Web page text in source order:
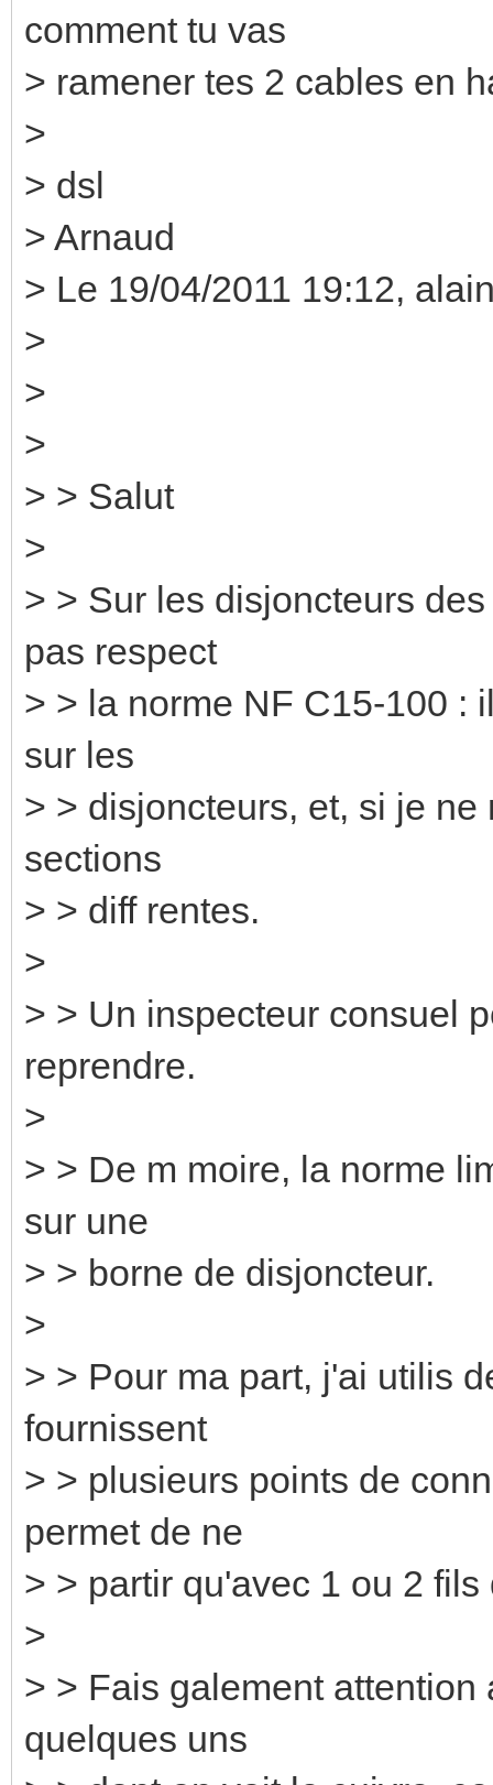
comment tu vas
> ramener tes 2 cables en
>
> dsl
> Arnaud
> Le 19/04/2011 19:12,
>
>
>
> > Salut
>
> > Sur les disjoncteurs
pas respect
> > la norme NF C15-100 :
sur les
> > disjoncteurs, et, si je
sections
> > diff rentes.
>
> > Un inspecteur consuel
reprendre.
>
> > De m moire, la norme
sur une
> > borne de disjoncteur.
>
> > Pour ma part, j'ai utilis
fournissent
> > plusieurs points de
permet de ne
> > partir qu'avec 1 ou 2
>
> > Fais galement
quelques uns